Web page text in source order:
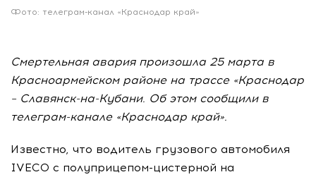
Фото: телеграм-канал «Краснодар край»
Смертельная авария произошла 25 марта в
Красноармейском районе на трассе «Краснодар
– Славянск-на-Кубани. Об этом сообщили в
телеграм-канале «Краснодар край».
Известно, что водитель грузового автомобиля
IVECO с полуприцепом-цистерной на